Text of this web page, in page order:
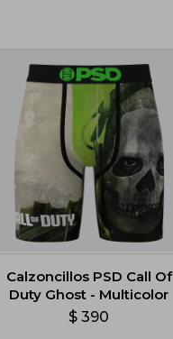
Calzoncillos PSD Call Of
Duty Ghost - Multicolor
$ 390